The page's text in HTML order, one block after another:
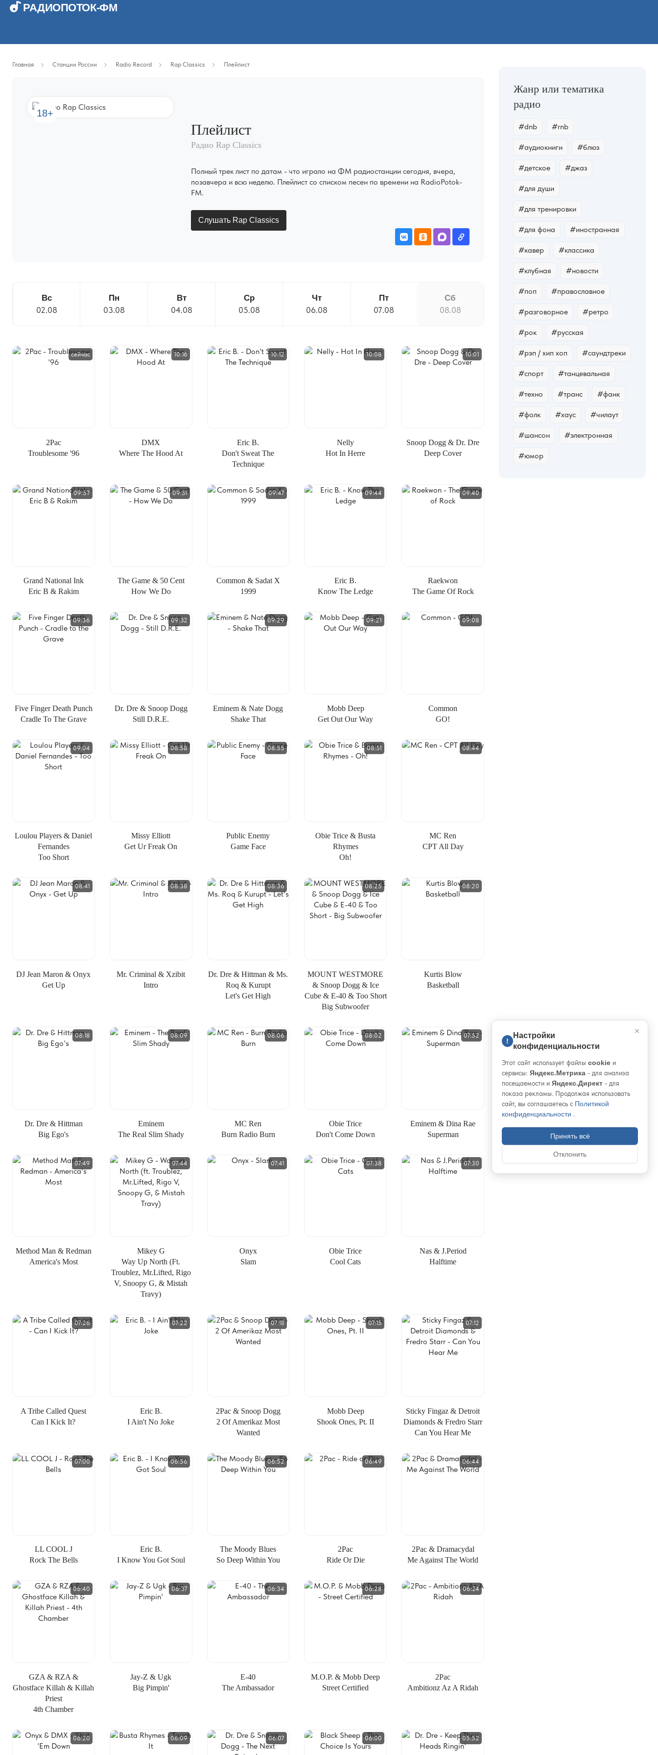
РАДИОПОТОК-ФМ
Главная Станции России Radio Record Rap Classics Плейлист
18+
Плейлист
Радио Rap Classics
Полный трек лист по датам - что играло на ФМ радиостанции сегодня, вчера,
позавчера и всю неделю. Плейлист со списком песен по времени на RadioPotok-
FM.
Слушать Rap Classics
Сб
08.08
Пт
07.08
Чт
06.08
Ср
05.08
Вт
04.08
Пн
03.08
Вс
02.08
2Pac
Troublesome '96
сейчас
DMX
Where The Hood At
10:16
Eric B.
Don't Sweat The
Technique
10:12
Nelly
Hot In Herre
10:08
Snoop Dogg & Dr. Dre
Deep Cover
10:01
Grand National Ink
Eric B & Rakim
09:57
The Game & 50 Cent
How We Do
09:51
Common & Sadat X
1999
09:47
Eric B.
Know The Ledge
09:44
Raekwon
The Game Of Rock
09:40
Five Finger Death Punch
Cradle To The Grave
09:36
Dr. Dre & Snoop Dogg
Still D.R.E.
09:32
Eminem & Nate Dogg
Shake That
09:29
Mobb Deep
Get Out Our Way
09:21
Common
GO!
09:08
Loulou Players & Daniel
Fernandes
Too Short
09:04
Missy Elliott
Get Ur Freak On
08:58
Public Enemy
Game Face
08:55
Obie Trice & Busta
Rhymes
Oh!
08:51
MC Ren
CPT All Day
08:44
DJ Jean Maron & Onyx
Get Up
08:41
Mr. Criminal & Xzibit
Intro
08:38
Dr. Dre & Hittman & Ms.
Roq & Kurupt
Let's Get High
08:36
MOUNT WESTMORE
& Snoop Dogg & Ice
Cube & E-40 & Too Short
Big Subwoofer
08:25
Kurtis Blow
Basketball
08:20
Dr. Dre & Hittman
Big Ego's
08:18
Eminem
The Real Slim Shady
08:09
MC Ren
Burn Radio Burn
08:06
Obie Trice
Don't Come Down
08:02
Eminem & Dina Rae
Superman
07:52
Method Man & Redman
America's Most
07:49
Mikey G
Way Up North (ft.
Troublez, Mr.Lifted, Rigo
V, Snoopy G, & Mistah
Travy)
07:44
Onyx
Slam
07:41
Obie Trice
Cool Cats
07:38
Nas & J.Period
Halftime
07:30
A Tribe Called Quest
Can I Kick It?
07:26
Eric B.
I Ain't No Joke
07:22
2Pac & Snoop Dogg
2 Of Amerikaz Most
Wanted
07:18
Mobb Deep
Shook Ones, Pt. II
07:15
Sticky Fingaz & Detroit
Diamonds & Fredro Starr
Can You Hear Me
07:12
LL COOL J
Rock The Bells
07:00
Eric B.
I Know You Got Soul
06:56
The Moody Blues
So Deep Within You
06:52
2Pac
Ride Or Die
06:49
2Pac & Dramacydal
Me Against The World
06:44
GZA & RZA &
Ghostface Killah & Killah
Priest
4th Chamber
06:40
Jay-Z & Ugk
Big Pimpin'
06:37
E-40
The Ambassador
06:34
M.O.P. & Mobb Deep
Street Certified
06:28
2Pac
Ambitionz Az A Ridah
06:24
06:20 06:09 06:07 06:00 05:52
#dnb #rnb
#аудиокниги #блюз
#детское #джаз
#для души
#для тренировки
#для фона #иностранная
#кавер #классика
#клубная #новости
#поп #православное
#разговорное #ретро
#рок #русская
#рэп / хип хоп #саундтреки
#спорт #танцевальная
#техно #транс #фанк
#фолк #хауc #чилаут
#шансон #электронная
#юмор
×
!
Настройки
конфиденциальности
Этот сайт использует файлы cookie и
сервисы: Яндекс.Метрика - для анализа
посещаемости и Яндекс.Директ - для
показа рекламы. Продолжая использовать
сайт, вы соглашаетесь с Политикой
конфиденциальности .
Принять всё
Отклонить